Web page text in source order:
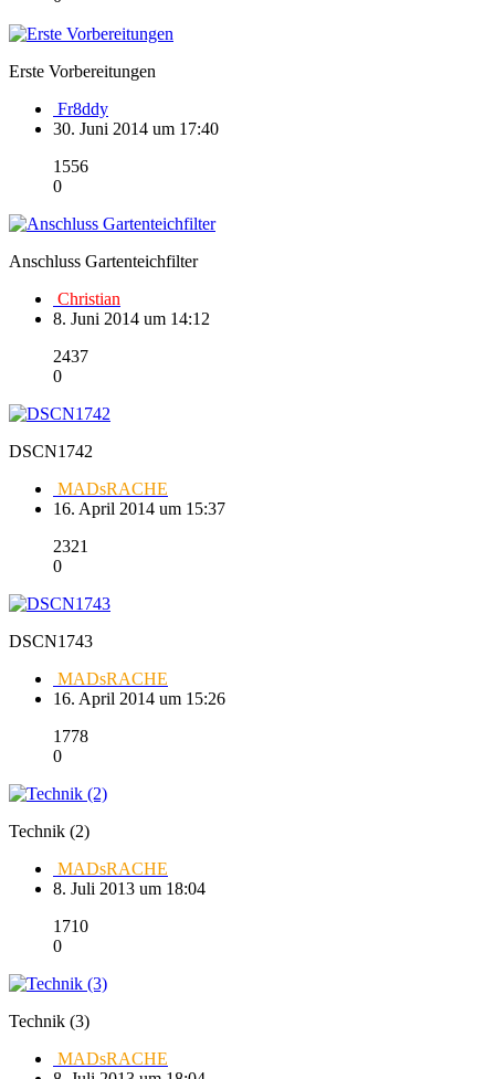
Erste Vorbereitungen
Fr8ddy
30. Juni 2014 um 17:40
1556
0
Anschluss Gartenteichfilter
Christian
8. Juni 2014 um 14:12
2437
0
DSCN1742
MADsRACHE
16. April 2014 um 15:37
2321
0
DSCN1743
MADsRACHE
16. April 2014 um 15:26
1778
0
Technik (2)
MADsRACHE
8. Juli 2013 um 18:04
1710
0
Technik (3)
MADsRACHE